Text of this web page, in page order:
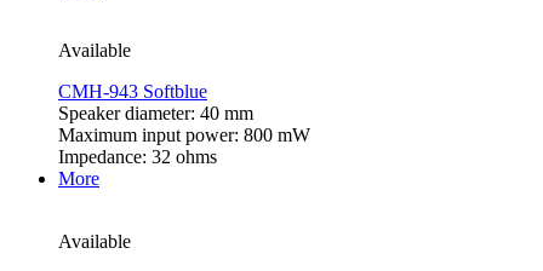
Available
CMH-943 Softblue
Speaker diameter: 40 mm
Maximum input power: 800 mW
Impedance: 32 ohms
More
Available